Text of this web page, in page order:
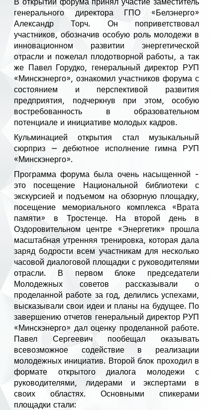
генерального директора ГПО «Белэнерго»
Александр Торч. Он поприветствовал
участников, обозначив особую роль молодежи в
инновационном развитии энергетической
отрасли и пожелал плодотворной работы, а так
же Павел Горудко, генеральный директор РУП
«Минскэнерго», ознакомил участников форума с
состоянием и перспективой развития
предприятия, подчеркнув при этом, особую
востребованность в образовательном
потенциале и инициативе молодых кадров.
Кульминацией открытия стал музыкальный
сюрприз — дебютное исполнение гимна РУП
«Минскэнерго».
Программа форума была очень насыщенной -
это посещение Национальной библиотеки с
экскурсией и подъемом на обзорную площадку,
посещение мемориального комплекса «Врата
памяти» в Тростенце. На второй день в
Оздоровительном центре «Энергетик» прошла
масштабная утренняя тренировка, которая дала
заряд бодрости всем участникам для несколько
часовой диалоговой площадки с руководителями
отрасли. В первом блоке председатели
Молодежных советов рассказывали о
проделанной работе за год, делились успехами,
высказывали свои идеи и планы на будущее. По
завершению отчетов генеральный директор РУП
«Минскэнерго» дал оценку проделанной работе.
Павел Сергеевич пообещал оказывать
всевозможное содействие в реализации
молодежных инициатив. Второй блок проходил в
формате открытого диалога молодежи с
руководителями, лидерами и экспертами в
своих областях. Основными спикерами
площадки стали: